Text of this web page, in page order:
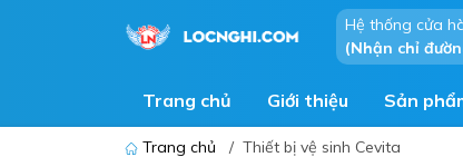
Hệ thống cửa
(Nhận chỉ
Trang chủ Giới thiệu Sản
Trang chủ / Thiết bị vệ sinh Cevita